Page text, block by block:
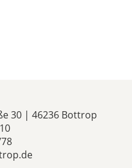
30 | 46236 Bottrop